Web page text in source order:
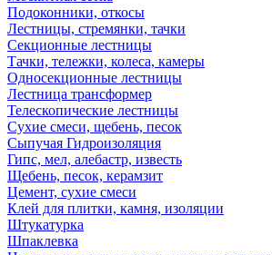
Подоконники, откосы
Лестницы, стремянки, тачки
Секционные лестницы
Тачки, тележки, колеса, камеры
Односекционные лестницы
Лестница трансформер
Телескопические лестницы
Сухие смеси, щебень, песок
Сыпучая Гидроизоляция
Гипс, мел, алебастр, известь
Щебень, песок, керамзит
Цемент, сухие смеси
Клей для плитки, камня, изоляции
Штукатурка
Шпаклевка